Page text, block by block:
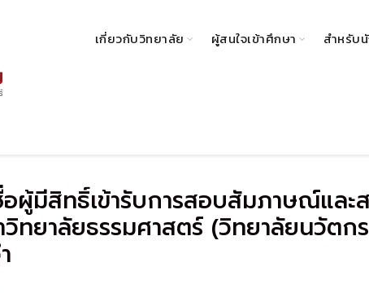
เกี่ยวกับวิทยาลัย ผู้สนใจเข้าศึกษา สำหรับ
อผู้มีสิทธิ์เข้ารับการสอบสัมภาษณ์แล
ทยาลัยธรรมศาสตร์ (วิทยาลัยนวัตก